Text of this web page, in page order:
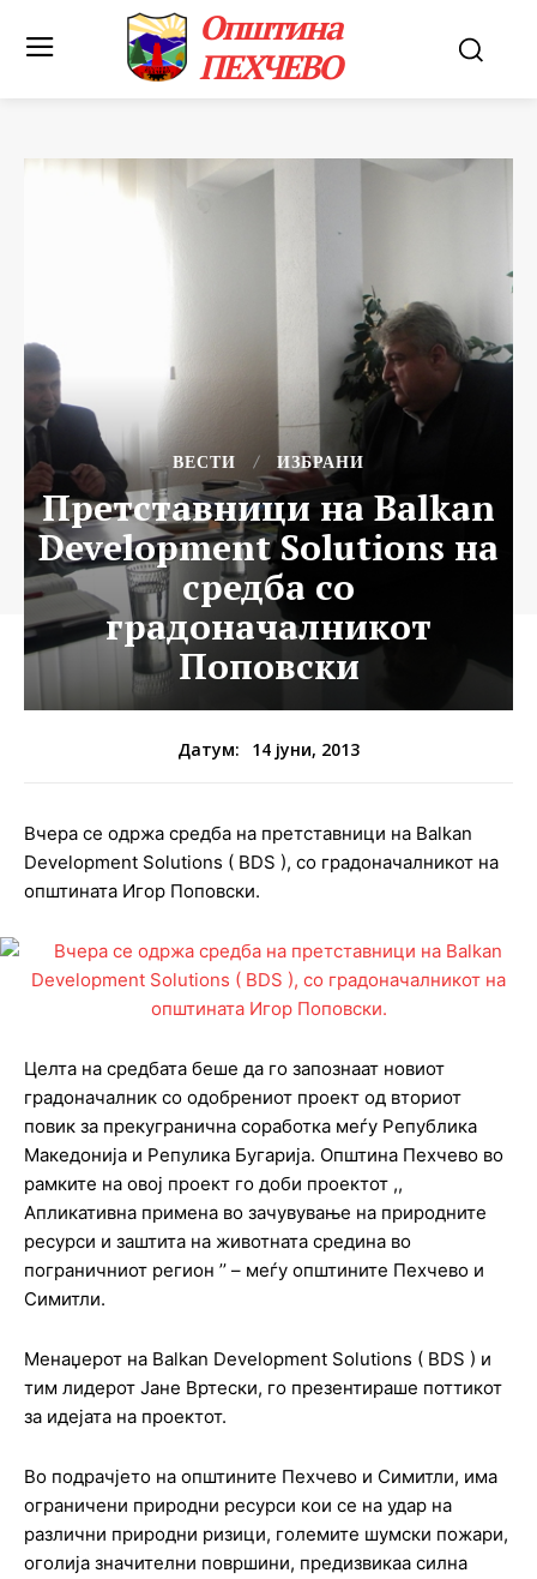
Општина
ПЕХЧЕВО
ВЕСТИ ИЗБРАНИ
Претставници на Balkan
Development Solutions на
средба со
градоначалникот
Поповски
Датум: 14 јуни, 2013
Вчера се одржа средба на претставници на Balkan
Development Solutions ( BDS ), со градоначалникот на
општината Игор Поповски.
Целта на средбата беше да го запознаат новиот
градоначалник со одобрениот проект од вториот
повик за прекугранична соработка меѓу Република
Македонија и Репулика Бугарија. Општина Пехчево во
рамките на овој проект го доби проектот ,,
Апликативна примена во зачувување на природните
ресурси и заштита на животната средина во
пограничниот регион ’’ – меѓу општините Пехчево и
Симитли.
Менаџерот на Balkan Development Solutions ( BDS ) и
тим лидерот Јане Вртески, го презентираше поттикот
за идејата на проектот.
Во подрачјето на општините Пехчево и Симитли, има
ограничени природни ресурси кои се на удар на
различни природни ризици, големите шумски пожари,
оголија значителни површини, предизвикаа силна